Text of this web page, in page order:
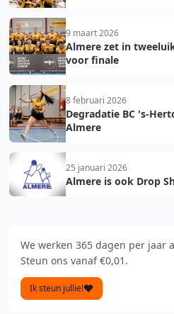
9 maart 2026
Almere zet in
voor finale
8 februari 2026
Degradatie BC 's-
Almere
25 januari 2026
Almere is ook Drop
We werken 365 dagen per jaar
Steun ons vanaf €0,01.
Ik steun jullie!